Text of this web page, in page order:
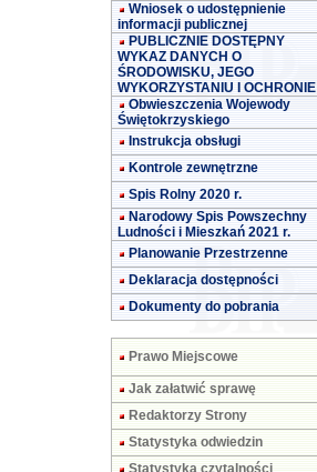
Wniosek o udostępnienie
informacji publicznej
PUBLICZNIE DOSTĘPNY
WYKAZ DANYCH O
ŚRODOWISKU, JEGO
WYKORZYSTANIU I OCHRONIE
Obwieszczenia Wojewody
Świętokrzyskiego
Instrukcja obsługi
Kontrole zewnętrzne
Spis Rolny 2020 r.
Narodowy Spis Powszechny
Ludności i Mieszkań 2021 r.
Planowanie Przestrzenne
Deklaracja dostępności
Dokumenty do pobrania
Prawo Miejscowe
Jak załatwić sprawę
Redaktorzy Strony
Statystyka odwiedzin
Statystyka czytalności